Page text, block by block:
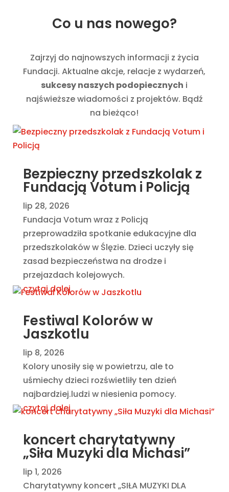
Co u nas nowego?
Zajrzyj do najnowszych informacji z życia
Fundacji. Aktualne akcje, relacje z wydarzeń,
sukcesy naszych podopiecznych i
najświeższe wiadomości z projektów. Bądź
na bieżąco!
Bezpieczny przedszkolak z
Fundacją Votum i Policją
lip 28, 2026
Fundacja Votum wraz z Policją
przeprowadziła spotkanie edukacyjne dla
przedszkolaków w Ślęzie. Dzieci uczyły się
zasad bezpieczeństwa na drodze i
przejazdach kolejowych.
czytaj dalej
Festiwal Kolorów w
Jaszkotlu
lip 8, 2026
Kolory unosiły się w powietrzu, ale to
uśmiechy dzieci rozświetliły ten dzień
najbardziej.ludzi w niesienia pomocy.
czytaj dalej
koncert charytatywny
„Siła Muzyki dla Michasi”
lip 1, 2026
Charytatywny koncert „SIŁA MUZYKI DLA